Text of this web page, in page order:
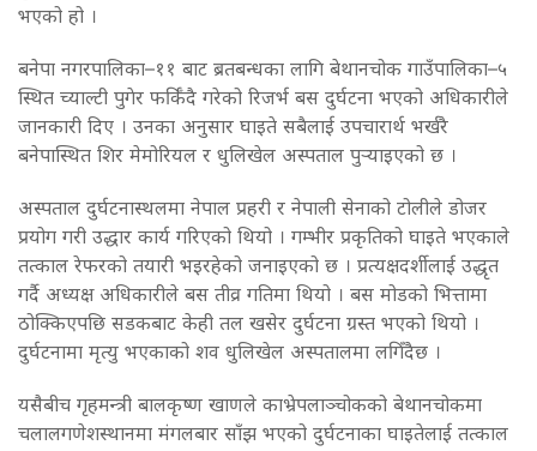
भएको हो ।
बनेपा नगरपालिका–११ बाट ब्रतबन्धका लागि बेथानचोक गाउँपालिका–५
स्थित च्याल्टी पुगेर फर्किँदै गरेको रिजर्भ बस दुर्घटना भएको अधिकारीले
जानकारी दिए । उनका अनुसार घाइते सबैलाई उपचारार्थ भर्खरै
बनेपास्थित शिर मेमोरियल र धुलिखेल अस्पताल पुर्‍याइएको छ ।
अस्पताल दुर्घटनास्थलमा नेपाल प्रहरी र नेपाली सेनाको टोलीले डोजर
प्रयोग गरी उद्धार कार्य गरिएको थियो । गम्भीर प्रकृतिको घाइते भएकाले
तत्काल रेफरको तयारी भइरहेको जनाइएको छ । प्रत्यक्षदर्शीलाई उद्धृत
गर्दै अध्यक्ष अधिकारीले बस तीव्र गतिमा थियो । बस मोडको भित्तामा
ठोक्किएपछि सडकबाट केही तल खसेर दुर्घटना ग्रस्त भएको थियो ।
दुर्घटनामा मृत्यु भएकाको शव धुलिखेल अस्पतालमा लगिँदैछ ।
यसैबीच गृहमन्त्री बालकृष्ण खाणले काभ्रेपलाञ्चोकको बेथानचोकमा
चलालगणेशस्थानमा मंगलबार साँझ भएको दुर्घटनाका घाइतेलाई तत्काल